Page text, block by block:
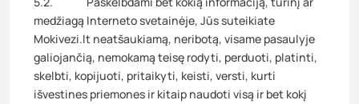
medžiagą Interneto svetainėje, Jūs suteikiate
Mokivezi.lt neatšaukiamą, neribotą, visame pasaulyje
galiojančią, nemokamą teisę rodyti, perduoti, platinti,
skelbti, kopijuoti, pritaikyti, keisti, versti, kurti
išvestines priemones ir kitaip naudoti visą ir bet kokį